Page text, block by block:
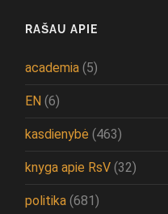
RAŠAU APIE
academia (5)
EN (6)
kasdienybė (463)
knyga apie RsV (32)
politika (681)